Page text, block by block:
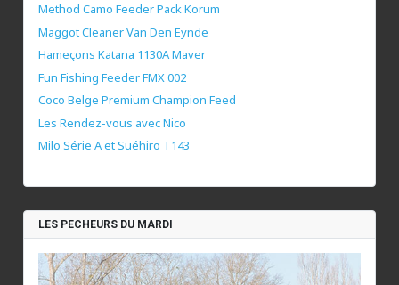
LES PECHEURS DU MARDI
Method Camo Feeder Pack Korum
Maggot Cleaner Van Den Eynde
Hameçons Katana 1130A Maver
Fun Fishing Feeder FMX 002
Coco Belge Premium Champion Feed
Les Rendez-vous avec Nico
Milo Série A et Suéhiro T143